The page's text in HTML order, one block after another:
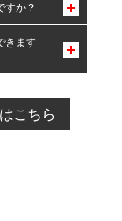
。
すか？
同時にご予約が
きます
場合のご予約
約の店舗まで
こちら